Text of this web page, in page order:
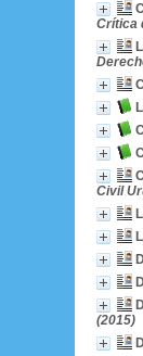
Crítica
Civil
(2015)